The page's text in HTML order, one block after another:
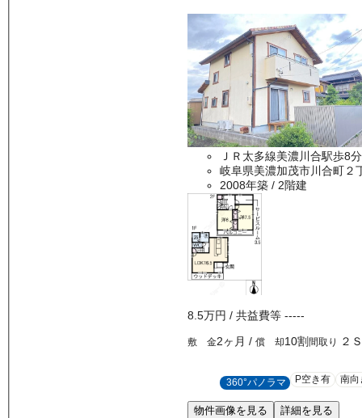
ＪＲ太多線美濃川合駅歩8分
岐阜県美濃加茂市川合町２
2008年築 / 2階建
8.5万円 / 共益費等 -----
敷 金2ヶ月 / 償 却10割 間取り ２
360°パノラマ P空き有 南向
物件画像を見る 詳細を見る